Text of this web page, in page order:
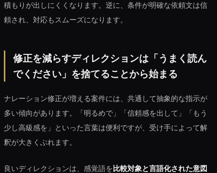
積もりが出しにくくなります。逆に、条件が明確な依頼文は信
頼され、対応もスムーズになります。
修正を減らすディレクションは「うまく読ん
でください」を捨てることから始まる
ナレーション修正が増える案件には、共通して抽象的な指示が
多い傾向があります。「明るめで」「信頼感を出して」「もう
少し高級感を」といった言葉は便利ですが、受け手によって解
釈が大きくぶれます。
良いディレクションは、感覚語を 比較対象と言語化された意図